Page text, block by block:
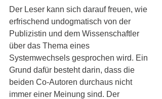
Der Leser kann sich darauf freuen, wie
erfrischend undogmatisch von der
Publizistin und dem Wissenschaftler
über das Thema eines
Systemwechsels gesprochen wird. Ein
Grund dafür besteht darin, dass die
beiden Co-Autoren durchaus nicht
immer einer Meinung sind. Der